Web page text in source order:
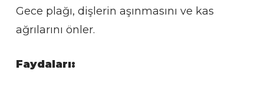
Gece plağı, dişlerin aşınmasını ve kas
ağrılarını önler.
Faydaları: